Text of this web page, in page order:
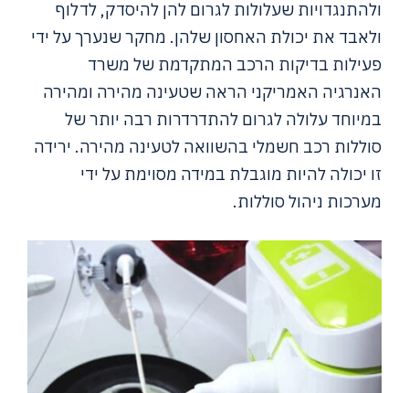
ולהתנגדויות שעלולות לגרום להן להיסדק, לדלוף
ולאבד את יכולת האחסון שלהן. מחקר שנערך על ידי
פעילות בדיקות הרכב המתקדמת של משרד
האנרגיה האמריקני הראה שטעינה מהירה ומהירה
במיוחד עלולה לגרום להתדרדרות רבה יותר של
סוללות רכב חשמלי בהשוואה לטעינה מהירה. ירידה
זו יכולה להיות מוגבלת במידה מסוימת על ידי
מערכות ניהול סוללות.